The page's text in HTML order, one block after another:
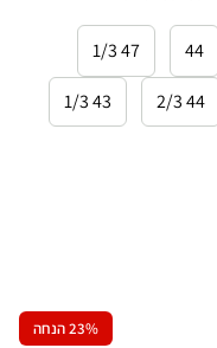
44
47 1/3
44 2/3
43 1/3
23% הנחה